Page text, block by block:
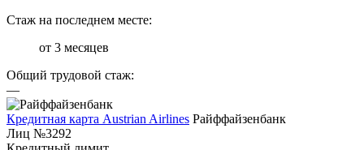
Стаж на последнем месте:
от 3 месяцев
Общий трудовой стаж:
—
Кредитная карта Austrian Airlines Райффайзенбанк
Лиц №3292